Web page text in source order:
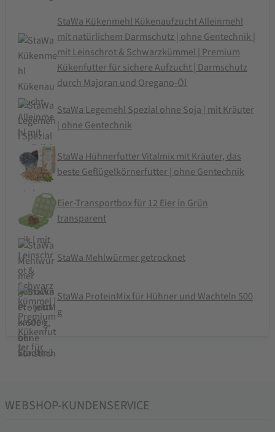
StaWa Kükenmehl Kükenaufzucht Alleinmehl
mit natürlichem Darmschutz | ohne Gentechnik |
mit Leinschrot & Schwarzkümmel | Premium
Kükenfutter für sichere Aufzucht | Darmschutz
durch Majoran und Oregano-Öl
StaWa Legemehl Spezial ohne Soja | mit Kräuter
| ohne Gentechnik
StaWa Hühnerfutter Vitalmix mit Kräuter, das
beste Geflügelkörnerfutter | ohne Gentechnik
Eier-Transportbox für 12 Eier in Grün
transparent
StaWa Mehlwürmer getrocknet
StaWa ProteinMix für Hühner und Wachteln 500
g
WEBSHOP-KUNDENSERVICE